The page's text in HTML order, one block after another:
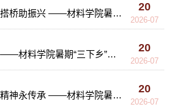
暑期“三下乡”实践团赴威信镇雄追寻红色足迹（五）
20
2026-07
下乡”实践团赴威信镇雄追寻红色足迹（四）
20
2026-07
期“三下乡”实践团赴威信镇雄追寻红色足迹（三）
20
2026-07